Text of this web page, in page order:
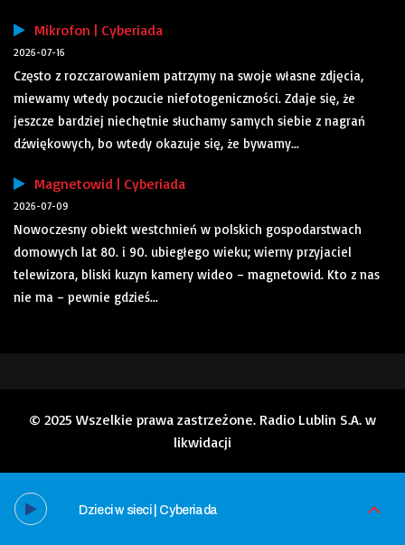
Mikrofon | Cyberiada
2026-07-16
Często z rozczarowaniem patrzymy na swoje własne zdjęcia,
miewamy wtedy poczucie niefotogeniczności. Zdaje się, że
jeszcze bardziej niechętnie słuchamy samych siebie z nagrań
dźwiękowych, bo wtedy okazuje się, że bywamy...
Magnetowid | Cyberiada
2026-07-09
Nowoczesny obiekt westchnień w polskich gospodarstwach
domowych lat 80. i 90. ubiegłego wieku; wierny przyjaciel
telewizora, bliski kuzyn kamery wideo – magnetowid. Kto z nas
nie ma – pewnie gdzieś...
© 2025 Wszelkie prawa zastrzeżone. Radio Lublin S.A. w
likwidacji
Dzieci w sieci | Cyberiada